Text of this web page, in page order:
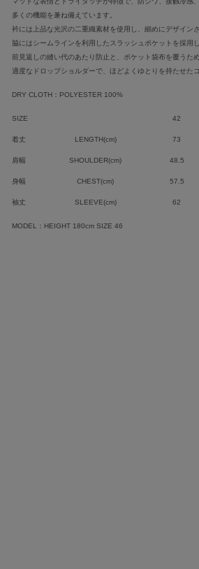
多くの機能を兼ね備えています。
衿には上品な光沢の二重織素材を使用し、細めにデザイン
脇にはシームラインを利用したスラッシュポケットを採用し
前見返しの縫い代のあたり防止と、ポケット袋布を覆うた
適度なドロップショルダーで、ほどよくゆとりを持たせた
DRY CLOTH：POLYESTER 100%
SIZE 42
着丈 LENGTH(cm) 73
肩幅 SHOULDER(cm) 48.5
身幅 CHEST(cm) 57.5
袖丈 SLEEVE(cm) 62
MODEL：HEIGHT 180cm SIZE 46